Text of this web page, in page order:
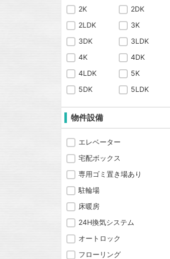
2K
2DK
2LDK
3K
3DK
3LDK
4K
4DK
4LDK
5K
5DK
5LDK
物件設備
エレベーター
宅配ボックス
専用ゴミ置き場あり
駐輪場
床暖房
24H換気システム
オートロック
フローリング